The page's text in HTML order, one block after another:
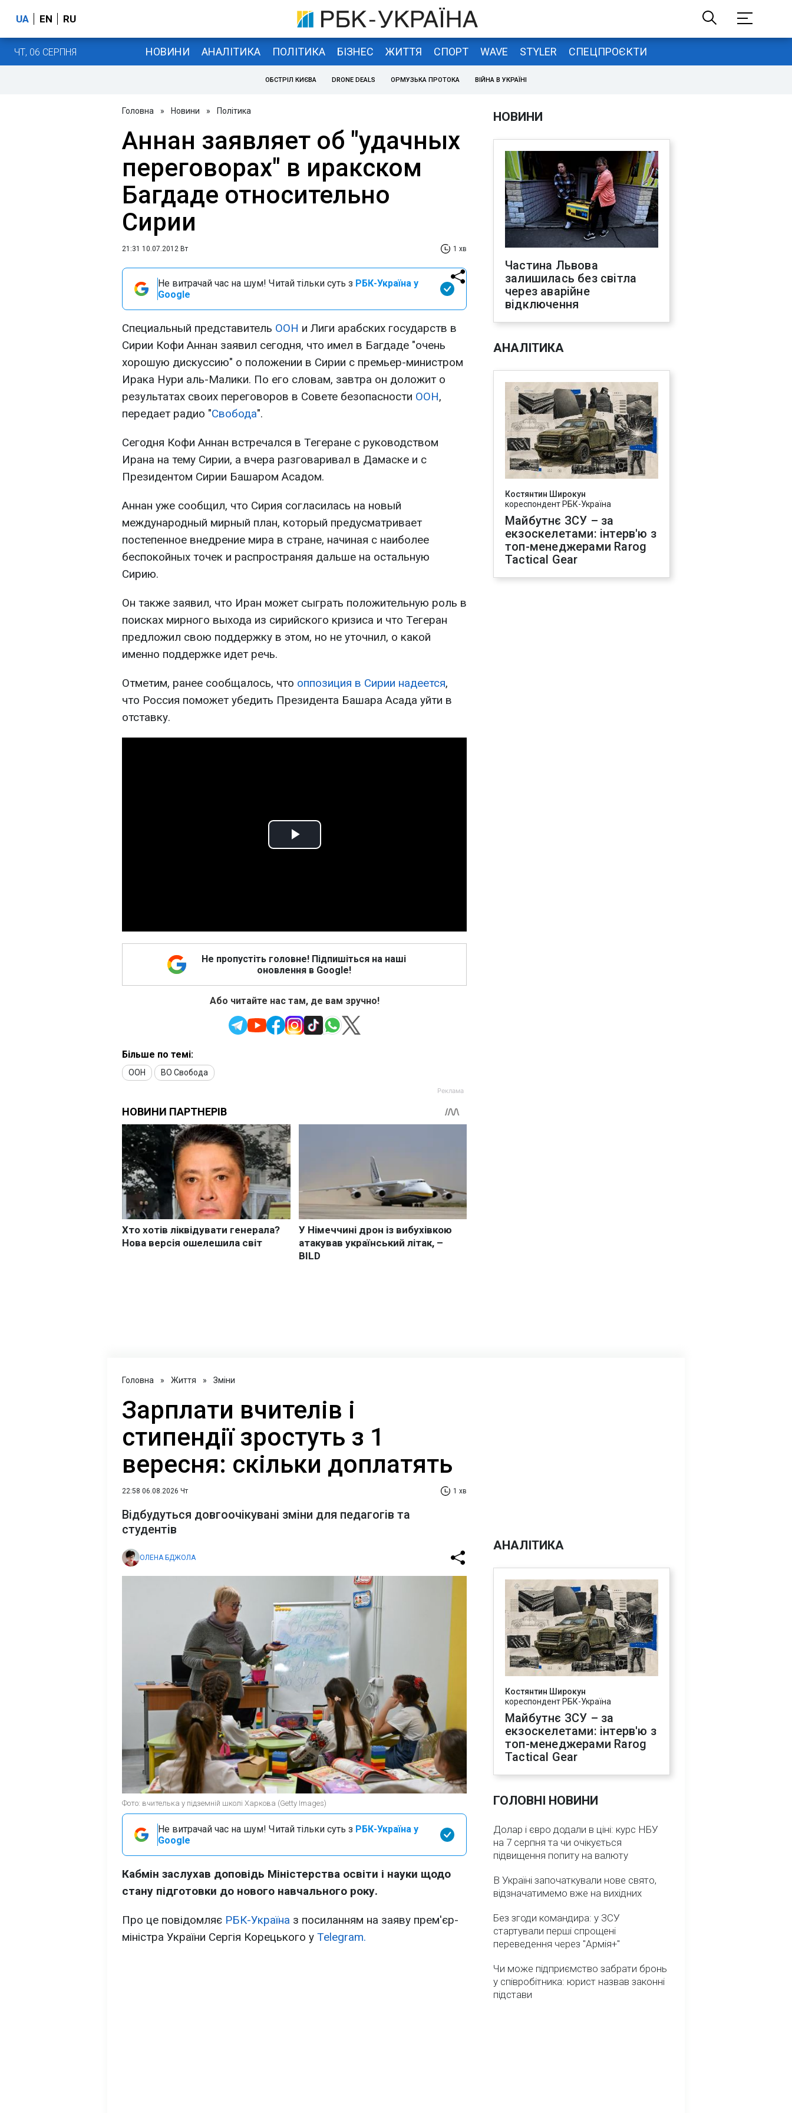
UA EN RU
ЧТ, 06 СЕРПНЯ НОВИНИ АНАЛІТИКА ПОЛІТИКА БІЗНЕС ЖИТТЯ СПОРТ WAVE STYLER СПЕЦПРОЄКТИ
ОБСТРІЛ КИЄВА DRONE DEALS ОРМУЗЬКА ПРОТОКА ВІЙНА В УКРАЇНІ
Головна » Новини » Політика
Аннан заявляет об "удачных
переговорах" в иракском
Багдаде относительно
Сирии
21:31 10.07.2012 Вт 1 хв
Не витрачай час на шум! Читай тільки суть з РБК-Україна у
Google
Специальный представитель ООН и Лиги арабских государств в
Сирии Кофи Аннан заявил сегодня, что имел в Багдаде "очень
хорошую дискуссию" о положении в Сирии с премьер-министром
Ирака Нури аль-Малики. По его словам, завтра он доложит о
результатах своих переговоров в Совете безопасности ООН,
передает радио "Свобода".
Сегодня Кофи Аннан встречался в Тегеране с руководством
Ирана на тему Сирии, а вчера разговаривал в Дамаске и с
Президентом Сирии Башаром Асадом.
Аннан уже сообщил, что Сирия согласилась на новый
международный мирный план, который предусматривает
постепенное внедрение мира в стране, начиная с наиболее
беспокойных точек и распространяя дальше на остальную
Сирию.
Он также заявил, что Иран может сыграть положительную роль в
поисках мирного выхода из сирийского кризиса и что Тегеран
предложил свою поддержку в этом, но не уточнил, о какой
именно поддержке идет речь.
Отметим, ранее сообщалось, что оппозиция в Сирии надеется,
что Россия поможет убедить Президента Башара Асада уйти в
отставку.
Play
Не пропустіть головне! Підпишіться на наші
оновлення в Google!
Або читайте нас там, де вам зручно!
Більше по темі:
ООН ВО Свобода
НОВИНИ
Частина Львова
залишилась без світла
через аварійне
відключення
АНАЛІТИКА
Костянтин Широкун
кореспондент РБК-Україна
Майбутнє ЗСУ – за
екзоскелетами: інтерв'ю з
топ-менеджерами Rarog
Tactical Gear
Головна » Життя » Зміни
Зарплати вчителів і
стипендії зростуть з 1
вересня: скільки доплатять
22:58 06.08.2026 Чт 1 хв
Відбудуться довгоочікувані зміни для педагогів та
студентів
ОЛЕНА БДЖОЛА
Фото: вчителька у підземній школі Харкова (Getty Images)
Не витрачай час на шум! Читай тільки суть з РБК-Україна у
Google
Кабмін заслухав доповідь Міністерства освіти і науки щодо
стану підготовки до нового навчального року.
Про це повідомляє РБК-Україна з посиланням на заяву прем'єр-
міністра України Сергія Корецького у Telegram.
АНАЛІТИКА
Костянтин Широкун
кореспондент РБК-Україна
Майбутнє ЗСУ – за
екзоскелетами: інтерв'ю з
топ-менеджерами Rarog
Tactical Gear
ГОЛОВНІ НОВИНИ
Долар і євро додали в ціні: курс НБУ
на 7 серпня та чи очікується
підвищення попиту на валюту
В Україні започаткували нове свято,
відзначатимемо вже на вихідних
Без згоди командира: у ЗСУ
стартували перші спрощені
переведення через "Армія+"
Чи може підприємство забрати бронь
у співробітника: юрист назвав законні
підстави